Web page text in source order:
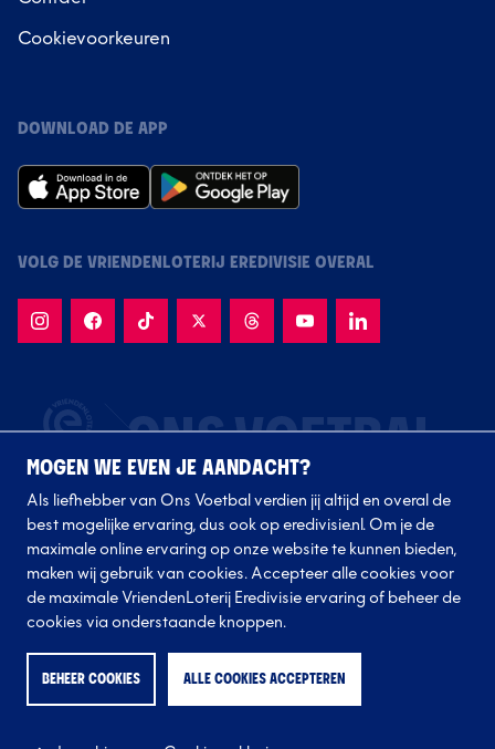
Cookievoorkeuren
DOWNLOAD DE APP
VOLG DE VRIENDENLOTERIJ EREDIVISIE OVERAL
Volg onze clubs
MOGEN WE EVEN JE AANDACHT?
Als liefhebber van Ons Voetbal verdien jij altijd en overal de
best mogelijke ervaring, dus ook op eredivisie.nl. Om je de
maximale online ervaring op onze website te kunnen bieden,
maken wij gebruik van cookies. Accepteer alle cookies voor
de maximale VriendenLoterij Eredivisie ervaring of beheer de
cookies via onderstaande knoppen.
BEHEER COOKIES ALLE COOKIES ACCEPTEREN